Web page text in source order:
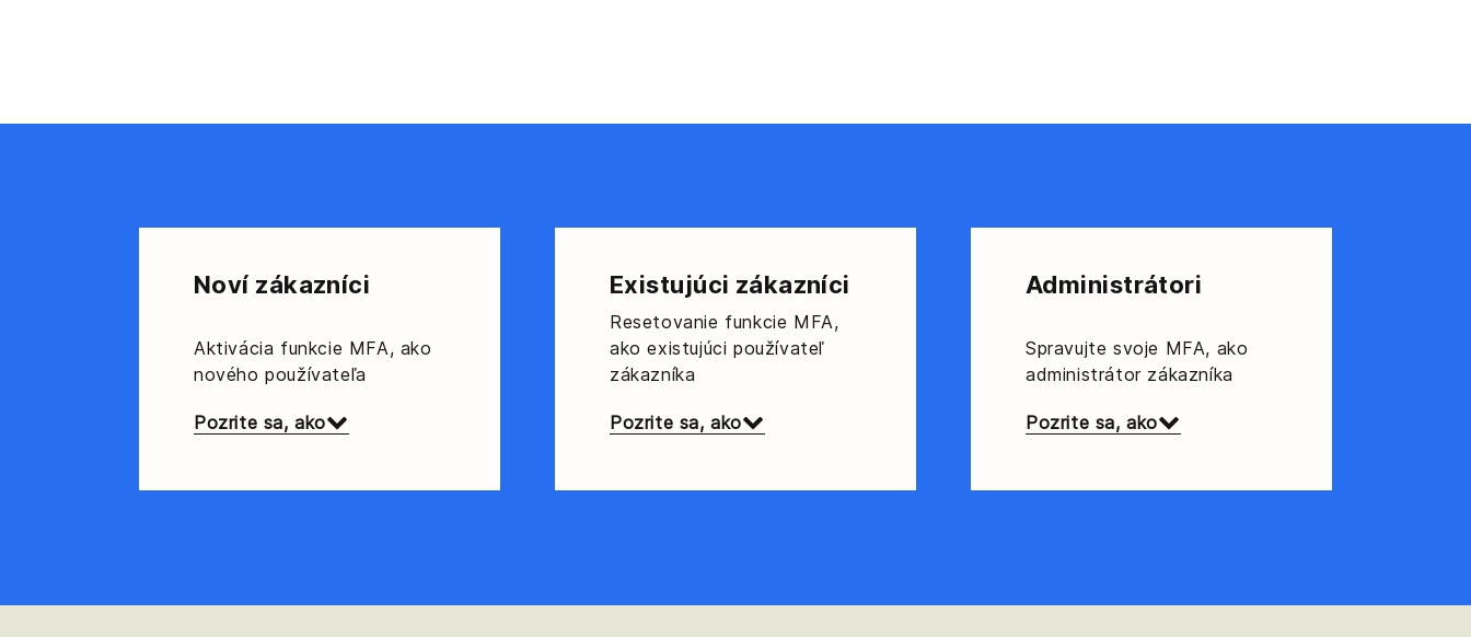
Noví zákazníci
Aktivácia funkcie MFA, ako
nového používateľa
Pozrite sa, ako
Existujúci zákazníci
Resetovanie funkcie MFA,
ako existujúci používateľ
zákazníka
Pozrite sa, ako
Administrátori
Spravujte svoje MFA, ako
administrátor zákazníka
Pozrite sa, ako